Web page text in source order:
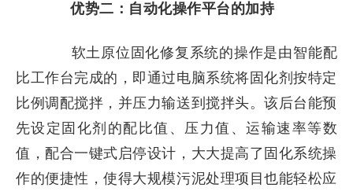
优势二：自动化操作平台的加持
软土原位固化修复系统的操作是由智能配
比工作台完成的，即通过电脑系统将固化剂按特定
比例调配搅拌，并压力输送到搅拌头。该后台能预
先设定固化剂的配比值、压力值、运输速率等数
值，配合一键式启停设计，大大提高了固化系统操
作的便捷性，使得大规模污泥处理项目也能轻松应